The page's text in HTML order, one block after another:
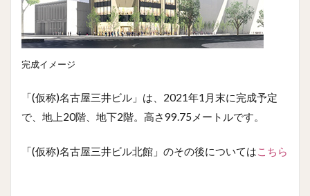
完成イメージ
「(仮称)名古屋三井ビル」は、2021年1月末に完成予定
で、地上20階、地下2階。高さ99.75メートルです。
「(仮称)名古屋三井ビル北館」のその後についてはこちら